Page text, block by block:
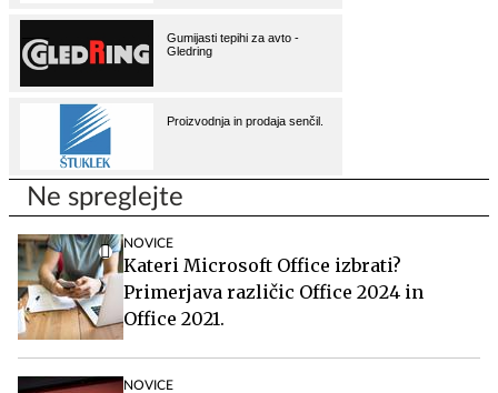
Ne spreglejte
NOVICE
Kateri Microsoft Office izbrati?
Primerjava različic Office 2024 in
Office 2021.
NOVICE